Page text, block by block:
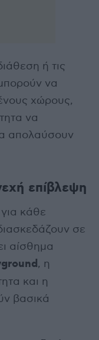
ή τις
να
χώρους,
να
απολαύσουν
επίβλεψη
κάθε
σε
αίσθημα
, η
και η
βασικά